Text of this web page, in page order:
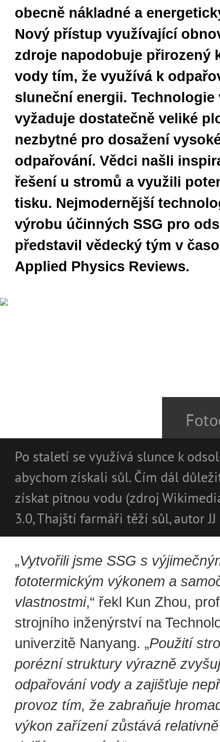
obecně nákladné a
Nový přístup využívající
zdroje napodobuje přirozený
vody tím, že využívá k
sluneční energii. Technologie
vyžaduje dostatečně veliké
nezbytné pro dosažení
odpařování. Vědci našli
řešení u stromů a využili
tisku. Nejmodernější
výrobu účinných SSG pro
představil vědecký tým v
Applied Physics Reviews.
Po staletí se využívá slunce k
abychom získali sůl. Čím dál
získat pitnou vodu (zdroj
3.0, Thajští farmáři těží sůl, autor
„Vytvořili jsme SSG s
fototermickým výkonem a
vlastnostmi,“ řekl Kun Zhou,
strojního inženýrství na
univerzitě Nanyang. „Použití
porézní struktury výrazně
odpařování vody a zajišťuje
provoz tím, že zabraňuje
výkon zařízení zůstává